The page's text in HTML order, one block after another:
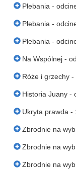
Plebania -
Plebania -
Plebania -
Na Wspólnej -
Róże i grzechy
Historia Juany -
Ukryta prawda -
Zbrodnie na
Zbrodnie na
Zbrodnie na